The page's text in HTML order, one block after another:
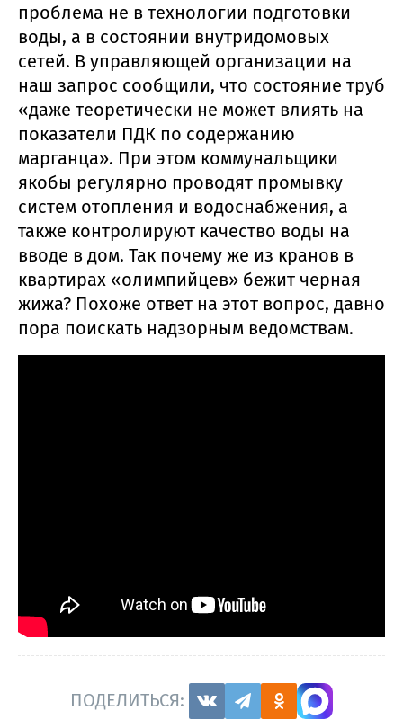
проблема не в технологии подготовки
воды, а в состоянии внутридомовых
сетей. В управляющей организации на
наш запрос сообщили, что состояние труб
«даже теоретически не может влиять на
показатели ПДК по содержанию
марганца». При этом коммунальщики
якобы регулярно проводят промывку
систем отопления и водоснабжения, а
также контролируют качество воды на
вводе в дом. Так почему же из кранов в
квартирах «олимпийцев» бежит черная
жижа? Похоже ответ на этот вопрос, давно
пора поискать надзорным ведомствам.
ПОДЕЛИТЬСЯ: